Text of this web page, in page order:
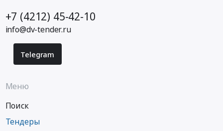
+7 (4212) 45-42-10
info@dv-tender.ru
Telegram
Меню
Поиск
Тендеры